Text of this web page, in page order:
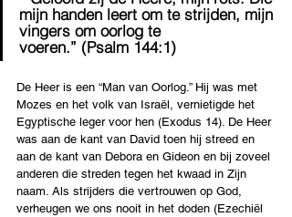
mijn handen leert om te strijden, mijn
vingers om oorlog te
voeren.” (Psalm 144:1)
De Heer is een “Man van Oorlog.” Hij was met
Mozes en het volk van Israël, vernietigde het
Egyptische leger voor hen (Exodus 14). De Heer
was aan de kant van David toen hij streed en
aan de kant van Debora en Gideon en bij zoveel
anderen die streden tegen het kwaad in Zijn
naam. Als strijders die vertrouwen op God,
verheugen we ons nooit in het doden (Ezechiël